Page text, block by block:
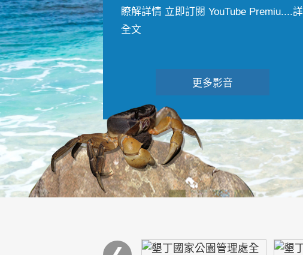
瞭解詳情 立即訂閱 YouTube Premiu....詳
全文
更多影音